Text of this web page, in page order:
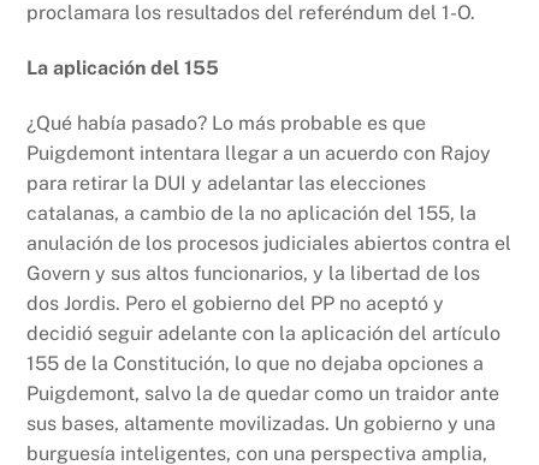
proclamara los resultados del referéndum del 1-O.
La aplicación del 155
¿Qué había pasado? Lo más probable es que
Puigdemont intentara llegar a un acuerdo con Rajoy
para retirar la DUI y adelantar las elecciones
catalanas, a cambio de la no aplicación del 155, la
anulación de los procesos judiciales abiertos contra el
Govern y sus altos funcionarios, y la libertad de los
dos Jordis. Pero el gobierno del PP no aceptó y
decidió seguir adelante con la aplicación del artículo
155 de la Constitución, lo que no dejaba opciones a
Puigdemont, salvo la de quedar como un traidor ante
sus bases, altamente movilizadas. Un gobierno y una
burguesía inteligentes, con una perspectiva amplia,